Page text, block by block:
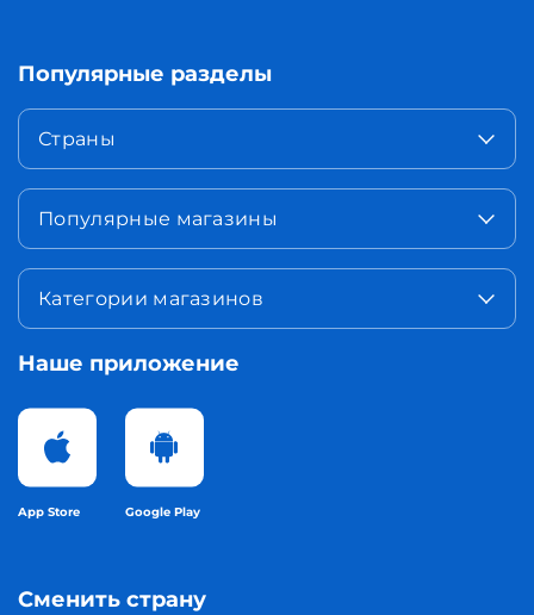
Популярные разделы
Страны
Популярные магазины
Категории магазинов
Наше приложение
App Store Google Play
Сменить страну